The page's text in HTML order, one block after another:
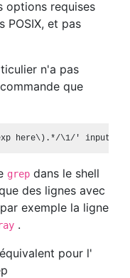
options requises
POSIX, et pas
n'a pas
que
grepdans le shell
des lignes avec
exemple la ligne
.
pour l'